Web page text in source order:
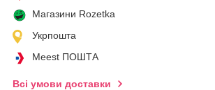
Магазини Rozetka
Укрпошта
Meest ПОШТА
Всі умови доставки